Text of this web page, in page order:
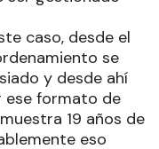
caso, desde el
se
y desde ahí
ese formato de
19 años de
eso